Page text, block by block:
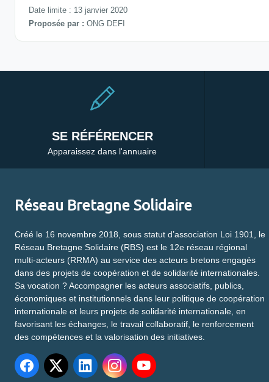
Date limite : 13 janvier 2020
Proposée par : ONG DEFI
SE RÉFÉRENCER
Apparaissez dans l'annuaire
Réseau Bretagne Solidaire
Créé le 16 novembre 2018, sous statut d’association Loi 1901, le
Réseau Bretagne Solidaire (RBS) est le 12e réseau régional
multi-acteurs (RRMA) au service des acteurs bretons engagés
dans des projets de coopération et de solidarité internationales.
Sa vocation ? Accompagner les acteurs associatifs, publics,
économiques et institutionnels dans leur politique de coopération
internationale et leurs projets de solidarité internationale, en
favorisant les échanges, le travail collaboratif, le renforcement
des compétences et la valorisation des initiatives.